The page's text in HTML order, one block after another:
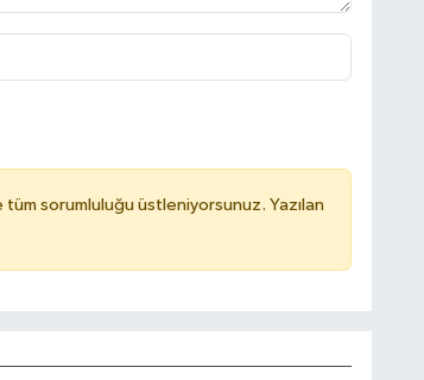
sorumluluğu üstleniyorsunuz. Yazılan